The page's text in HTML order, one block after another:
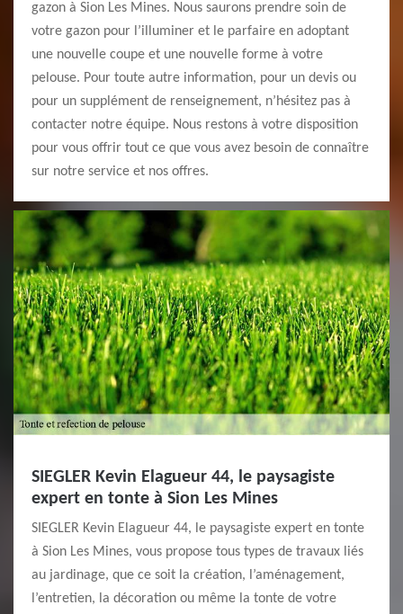
gazon à Sion Les Mines. Nous saurons prendre soin de
votre gazon pour l’illuminer et le parfaire en adoptant
une nouvelle coupe et une nouvelle forme à votre
pelouse. Pour toute autre information, pour un devis ou
pour un supplément de renseignement, n’hésitez pas à
contacter notre équipe. Nous restons à votre disposition
pour vous offrir tout ce que vous avez besoin de connaître
sur notre service et nos offres.
SIEGLER Kevin Elagueur 44, le paysagiste
expert en tonte à Sion Les Mines
SIEGLER Kevin Elagueur 44, le paysagiste expert en tonte
à Sion Les Mines, vous propose tous types de travaux liés
au jardinage, que ce soit la création, l’aménagement,
l’entretien, la décoration ou même la tonte de votre